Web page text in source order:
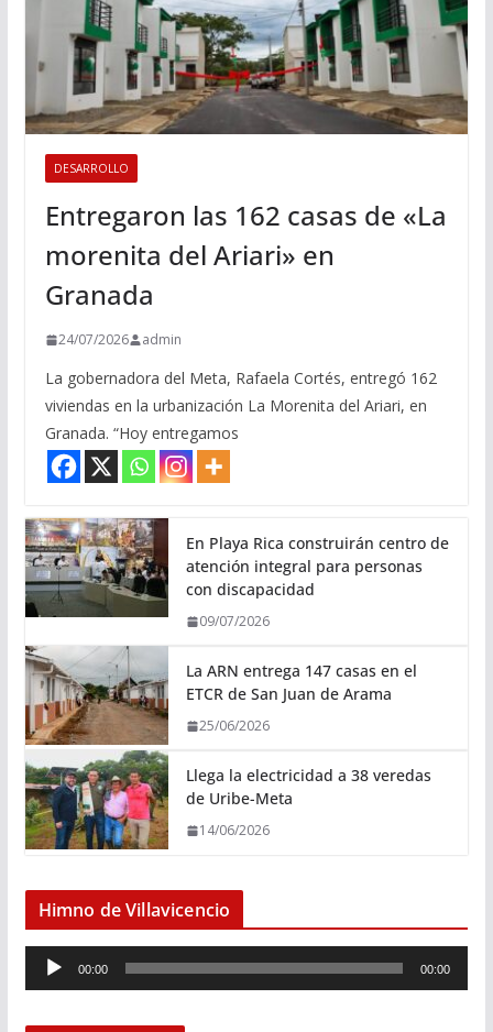
DESARROLLO
Entregaron las 162 casas de «La
morenita del Ariari» en
Granada
24/07/2026 admin
La gobernadora del Meta, Rafaela Cortés, entregó 162
viviendas en la urbanización La Morenita del Ariari, en
Granada. “Hoy entregamos
En Playa Rica construirán centro de
atención integral para personas
con discapacidad
09/07/2026
La ARN entrega 147 casas en el
ETCR de San Juan de Arama
25/06/2026
Llega la electricidad a 38 veredas
de Uribe-Meta
14/06/2026
Himno de Villavicencio
e
00:00 00:00